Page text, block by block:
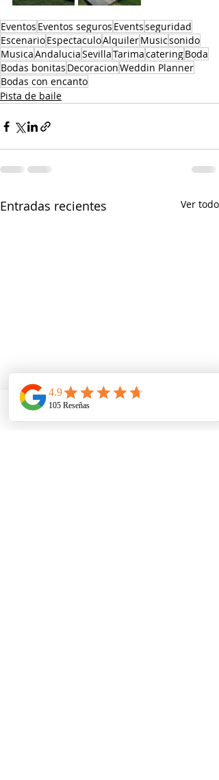
Eventos Eventos seguros Eventsseguridad
EscenarioEspectaculoAlquilerMusicsonido
MusicaAndaluciaSevillaTarimacateringBoda
Bodas bonitas DecoracionWeddin Planner
Bodas con encanto
Pista de baile
Entradas recientes Ver todo